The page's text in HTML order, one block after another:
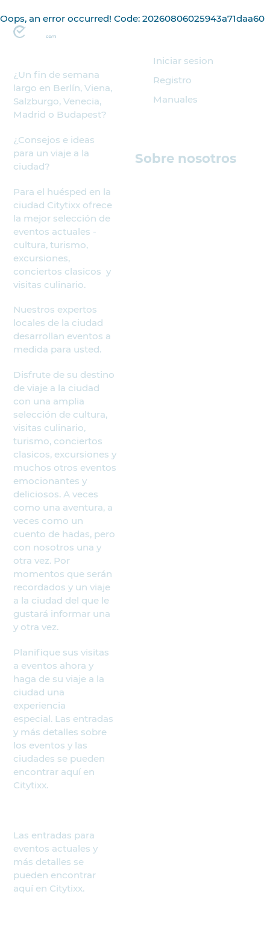
Oops, an error occurred! Code: 20260806025943a71daa60
¿Un fin de semana
largo en Berlín, Viena,
Salzburgo, Venecia,
Madrid o Budapest?
¿Consejos e ideas
para un viaje a la
ciudad?
Para el huésped en la
ciudad Citytixx ofrece
la mejor selección de
eventos actuales -
cultura, turismo,
excursiones,
conciertos clasicos y
visitas culinario.
Nuestros expertos
locales de la ciudad
desarrollan eventos a
medida para usted.
Disfrute de su destino
de viaje a la ciudad
con una amplia
selección de cultura,
visitas culinario,
turismo, conciertos
clasicos, excursiones y
muchos otros eventos
emocionantes y
deliciosos. A veces
como una aventura, a
veces como un
cuento de hadas, pero
con nosotros una y
otra vez. Por
momentos que serán
recordados y un viaje
a la ciudad del que le
gustará informar una
y otra vez.
Planifique sus visitas
a eventos ahora y
haga de su viaje a la
ciudad una
experiencia
especial. Las entradas
y más detalles sobre
los eventos y las
ciudades se pueden
encontrar aquí en
Citytixx.
Las entradas para
eventos actuales y
más detalles se
pueden encontrar
aquí en Citytixx.
Iniciar sesion
Registro
Manuales
Sobre nosotros